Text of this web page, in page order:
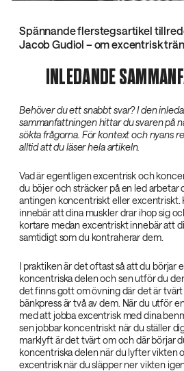
Spännande flerstegsartikel
Jacob Gudiol – om excentrisk
INLEDANDE
Behöver du ett snabbt svar? I den
sammanfattningen hittar du svaren på
sökta frågorna. För kontext och nyans
alltid att du läser hela artikeln.
Vad är egentligen excentrisk och
du böjer och sträcker på en led arbetar
antingen koncentriskt eller excentriskt.
innebär att dina muskler drar ihop sig
kortare medan excentriskt innebär att
samtidigt som du kontraherar dem.
I praktiken är det oftast så att du börjar
koncentriska delen och sen utför du
det finns gott om övning där det är
bänkpress är två av dem. När du utför
med att jobba excentrisk med dina
sen jobbar koncentriskt när du ställer
marklyft är det tvärt om och där börjar
koncentriska delen när du lyfter vikten
excentrisk när du släpper ner vikten